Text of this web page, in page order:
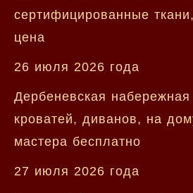
сертифицированные
цена
26 июля 2026 года
Дербеневская
кроватей, диванов, на
мастера бесплатно
27 июля 2026 года